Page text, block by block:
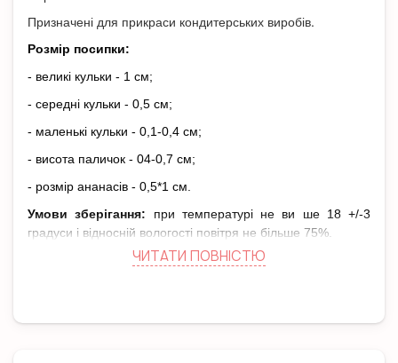
Призначені для прикраси кондитерських виробів.
Розмір посипки:
- великі кульки - 1 см;
- середні кульки - 0,5 см;
- маленькі кульки - 0,1-0,4 см;
- висота паличок - 04-0,7 см;
- розмір ананасів - 0,5*1 см.
Умови зберігання: при температурі не ви ше 18 +/-3
градуси і відносній вологості повітря не більше 75%.
Термін придатності: 24 міс.
ЧИТАТИ ПОВНIСТЮ